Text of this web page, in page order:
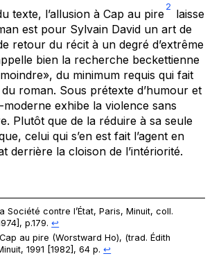
texte, l’allusion à Cap au pire
2
laisse
est pour Sylvain David un art de
retour du récit à un degré d’extrême
bien la recherche beckettienne
du minimum requis qui fait
roman. Sous prétexte d’humour et
moderne exhibe la violence sans
Plutôt que de la réduire à sa seule
celui qui s’en est fait l’agent en
derrière la cloison de l’intériorité.
Société contre l’État, Paris, Minuit, coll.
p.179.↩︎
Cap au pire (Worstward Ho), (trad. Édith
1991 [1982], 64 p.↩︎